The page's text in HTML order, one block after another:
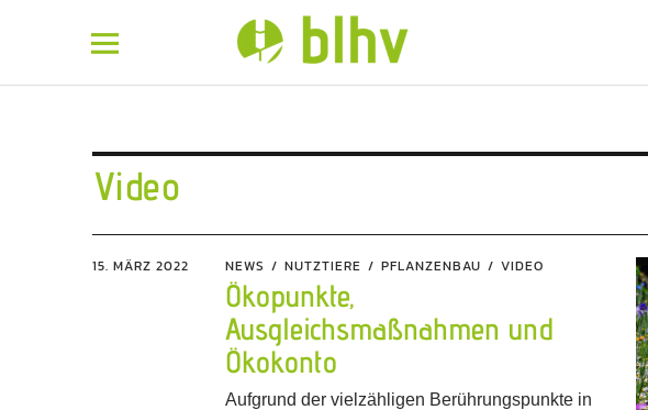
BLHV
Video
15. MÄRZ 2022 NEWS NUTZTIERE PFLANZENBAU VIDEO
Ökopunkte,
Ausgleichsmaßnahmen und
Ökokonto
Aufgrund der vielzähligen Berührungspunkte in